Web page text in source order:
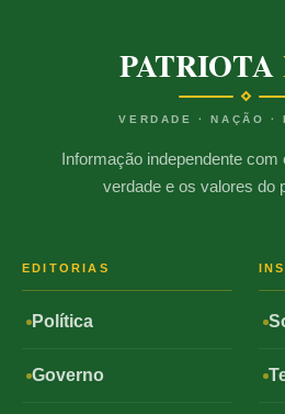
PATRIOTA
VERDADE · NAÇÃO ·
Informação independente
verdade e os valores do
EDITORIAS
Política
Governo